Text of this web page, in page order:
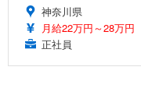
神奈川県
月給22万円～28万円
正社員